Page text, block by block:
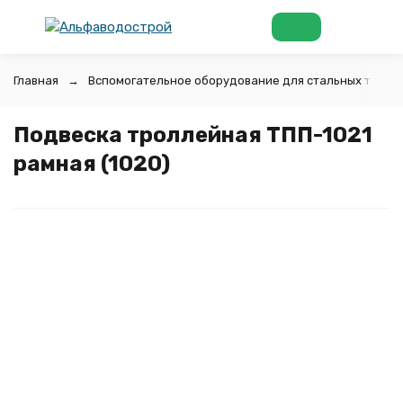
Главная Вспомогательное оборудование для стальных труб
Подвеска троллейная ТПП-1021
рамная (1020)